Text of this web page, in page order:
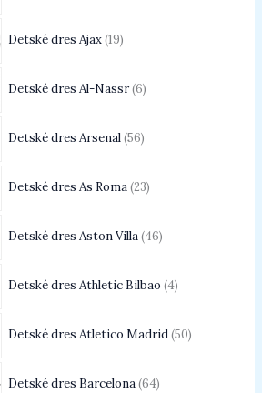
Detské dres Ajax 19
Detské dres Al-Nassr 6
Detské dres Arsenal 56
Detské dres As Roma 23
Detské dres Aston Villa 46
Detské dres Athletic Bilbao 4
Detské dres Atletico Madrid 50
Detské dres Barcelona 64